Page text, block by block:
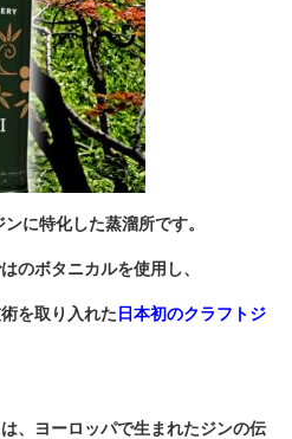
に特化した蒸溜所です。
のボタニカルを使用し、
を取り入れた日本初のクラフトジ
は、ヨーロッパで生まれたジンの伝